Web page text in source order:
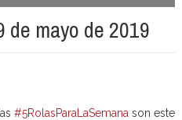
de mayo de 2019
#5RolasParaLaSemana son este